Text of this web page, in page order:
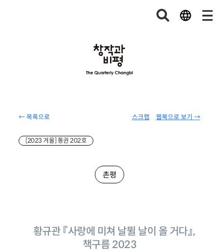
← 목록으로 웹북으로 보기 →
스크랩
[2023 겨울] 통권 202호
촌평
황규관 『사랑에 미쳐 날뛸 날이 올 거다』,
책구름 2023